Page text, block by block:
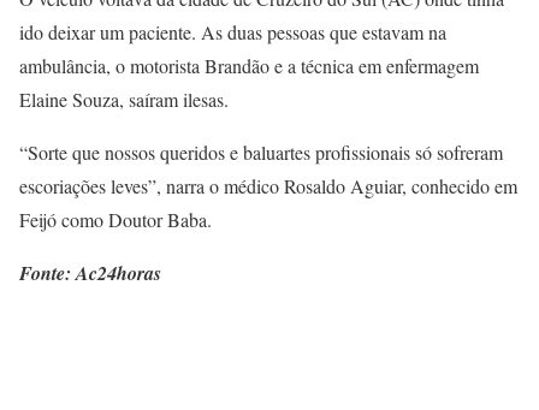
ido deixar um paciente. As duas pessoas que estavam na
ambulância, o motorista Brandão e a técnica em enfermagem
Elaine Souza, saíram ilesas.
“Sorte que nossos queridos e baluartes profissionais só sofreram
escoriações leves”, narra o médico Rosaldo Aguiar, conhecido em
Feijó como Doutor Baba.
Fonte: Ac24horas